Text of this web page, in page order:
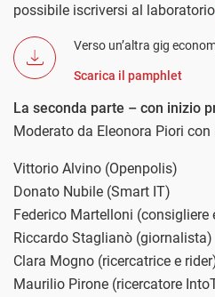
possibile iscriversi al laboratorio
Verso un’altra gig
Scarica il pamphlet
La seconda parte – con inizio
Moderato da Eleonora Piori
Vittorio Alvino (Openpolis)
Donato Nubile (Smart IT)
Federico Martelloni (consigliere
Riccardo Staglianò (giornalista)
Clara Mogno (ricercatrice e
Maurilio Pirone (ricercatore